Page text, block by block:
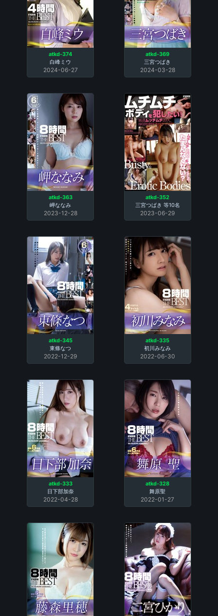
atkd-374
白峰ミウ
2024-06-27
atkd-369
三宮つばき
2024-03-28
atkd-363
岬ななみ
2023-12-28
atkd-352
三宮つばき 等10名
2023-06-29
atkd-345
東條なつ
2022-12-29
atkd-335
初川みなみ
2022-06-30
atkd-333
日下部加奈
2022-04-28
atkd-328
舞原聖
2022-01-27